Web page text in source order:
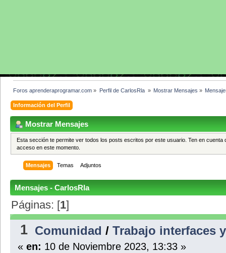
Foros aprenderaprogramar.com » Perfil de CarlosRla » Mostrar Mensajes »
Información del Perfil
Mostrar Mensajes
Esta sección te permite ver todos los posts escritos por este usuario. Ten en
acceso en este momento.
Mensajes Temas Adjuntos
Mensajes - CarlosRla
Páginas: [1]
1 Comunidad /Trabajo interfaces
« en: 10 de Noviembre 2023, 13:33 »